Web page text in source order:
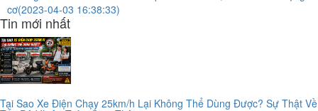
cơ(2023-04-03 16:38:33)
Tin mới nhất
Tại Sao Xe Điện Chạy 25km/h Lại Không Thể Dùng Được? Sự Thật Về